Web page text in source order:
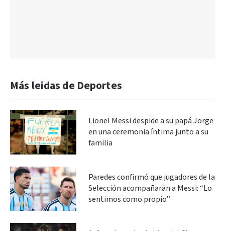
Más leidas de Deportes
Lionel Messi despide a su papá Jorge
en una ceremonia íntima junto a su
familia
Paredes confirmó que jugadores de la
Selección acompañarán a Messi: “Lo
sentimos como propio”